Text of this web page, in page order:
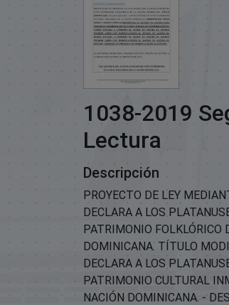
1038-2019
Lectura
Descripción
PROYECTO DE LEY
DECLARA A LOS
PATRIMONIO FOLKLÓRICO
DOMINICANA. TÍTULO
DECLARA A LOS
PATRIMONIO CULTURAL
NACIÓN DOMINICANA. -